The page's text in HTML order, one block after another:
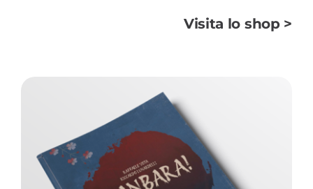
Visita lo shop >